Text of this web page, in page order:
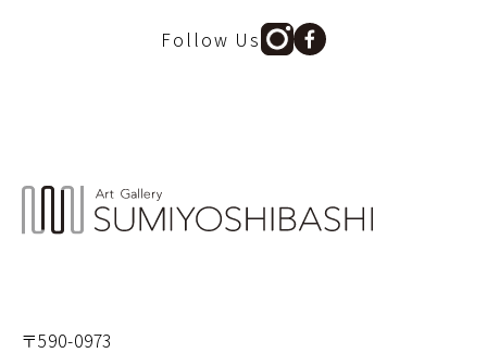
Follow Us
〒590-0973